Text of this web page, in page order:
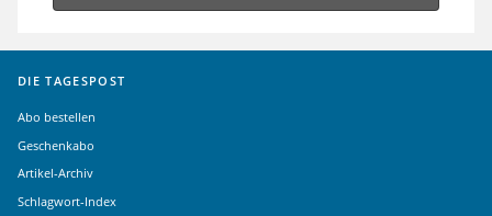
DIE TAGESPOST
Abo bestellen
Geschenkabo
Artikel-Archiv
Schlagwort-Index